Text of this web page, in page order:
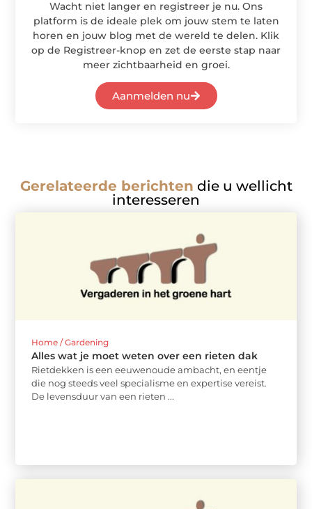
Wacht niet langer en registreer je nu. Ons
platform is de ideale plek om jouw stem te laten
horen en jouw blog met de wereld te delen. Klik
op de Registreer-knop en zet de eerste stap naar
meer zichtbaarheid en groei.
Aanmelden nu
Gerelateerde berichten die u wellicht
interesseren
Home / Gardening
Alles wat je moet weten over een rieten dak
Rietdekken is een eeuwenoude ambacht, en eentje
die nog steeds veel specialisme en expertise vereist.
De levensduur van een rieten ...